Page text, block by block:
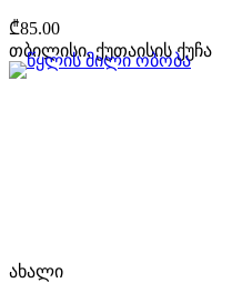
₾85.00
თბილისი, ქუთაისის ქუჩა
ახალი